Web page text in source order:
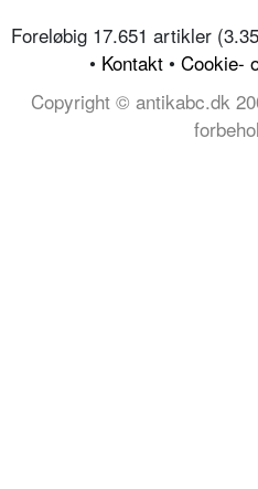
Foreløbig 17.651 artikler
• Kontakt • Cookie-
Copyright © antikabc.dk